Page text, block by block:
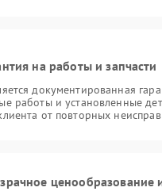
на работы и запчасти
документированная
работы и установленные
от повторных
ценообразование